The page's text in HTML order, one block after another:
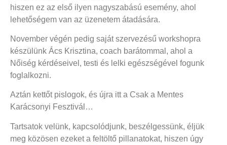
hiszen ez az első ilyen nagyszabású esemény, ahol
lehetőségem van az üzenetem átadására.
November végén pedig saját szervezésű workshopra
készülünk Ács Krisztina, coach barátommal, ahol a
Nőiség kérdéseivel, testi és lelki egészségével fogunk
foglalkozni.
Aztán kettőt pislogok, és újra itt a Csak a Mentes
Karácsonyi Fesztivál…
Tartsatok velünk, kapcsolódjunk, beszélgessünk, éljük
meg közösen ezeket a feltöltő pillanatokat, hiszen úgy